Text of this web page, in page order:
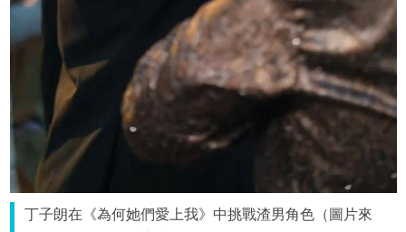
丁子朗在《為何她們愛上我》中挑戰渣男角色（圖片來